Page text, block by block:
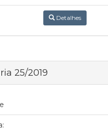
Detalhes
25/2019